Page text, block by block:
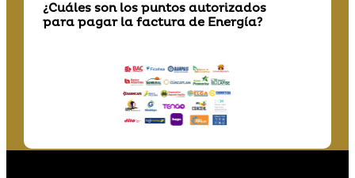
¿Cuáles son los puntos autorizados
para pagar la factura de Energía?